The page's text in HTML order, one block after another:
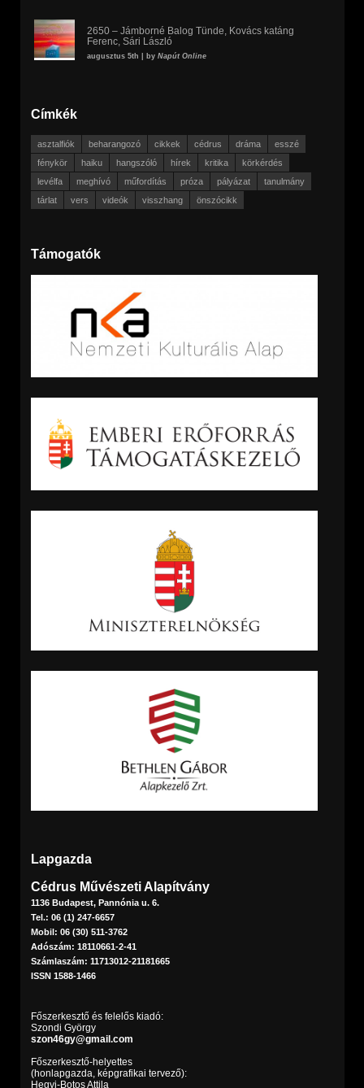
2650 – Jámborné Balog Tünde, Kovács katáng
Ferenc, Sári László
augusztus 5th | by Napút Online
Címkék
asztalfiók beharangozó cikkek cédrus dráma
esszé
fénykör
haiku hangszóló hírek kritika
körkérdés
levélfa
meghívó műfordítás próza pályázat
tanulmány
tárlat
vers videók visszhang önszócikk
Támogatók
Lapgazda
Cédrus Művészeti Alapítvány
1136 Budapest, Pannónia u. 6.
Tel.: 06 (1) 247-6657
Mobil: 06 (30) 511-3762
Adószám: 18110661-2-41
Számlaszám: 11713012-21181665
ISSN 1588-1466
Főszerkesztő és felelős kiadó:
Szondi György
szon46gy@gmail.com
Főszerkesztő-helyettes
(honlapgazda, képgrafikai tervező):
Hegyi-Botos Attila